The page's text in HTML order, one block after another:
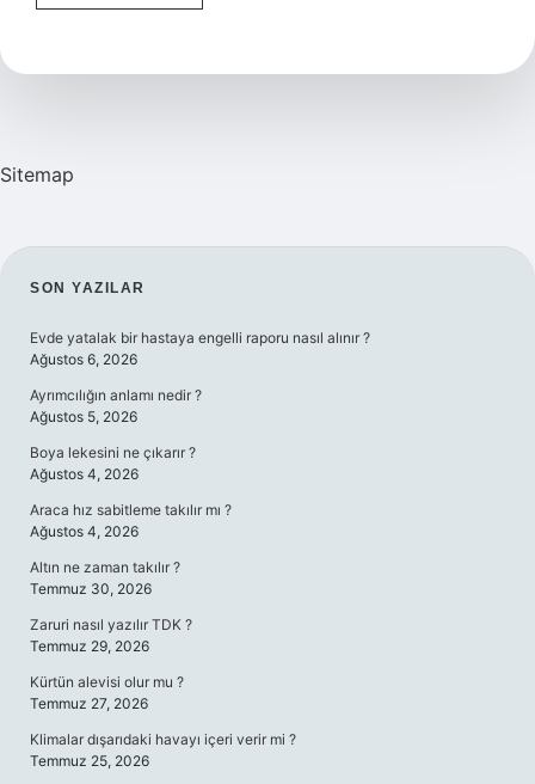
Yumurta
Olur
Sitemap
SIDEBAR
SON YAZILAR
Evde yatalak bir hastaya engelli raporu nasıl alınır ?
Ağustos 6, 2026
Ayrımcılığın anlamı nedir ?
Ağustos 5, 2026
Boya lekesini ne çıkarır ?
Ağustos 4, 2026
Araca hız sabitleme takılır mı ?
Ağustos 4, 2026
Altın ne zaman takılır ?
Temmuz 30, 2026
Zaruri nasıl yazılır TDK ?
Temmuz 29, 2026
Kürtün alevisi olur mu ?
Temmuz 27, 2026
Klimalar dışarıdaki havayı içeri verir mi ?
Temmuz 25, 2026